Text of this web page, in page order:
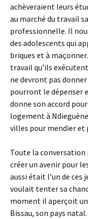
achèveraient leurs
au marché du travail
professionnelle. Il
des adolescents qui
briques et à
travail qu’ils
ne devront pas
pourront le dépenser
donne son accord
logement à
villes pour mendier et
Toute la conversation
créer un avenir pour
aussi était l’un de ces
voulait tenter sa
moment il aperçoit un
Bissau, son pays